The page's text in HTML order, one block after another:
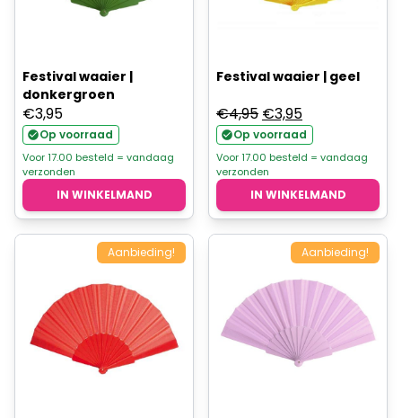
Festival waaier |
donkergroen
€3,95
Op voorraad
Voor 17.00 besteld = vandaag
verzonden
IN WINKELMAND
Festival waaier | geel
€4,95 Oorspronkelijke
prijs
was:
€4,95.
€3,95Huidige
prijs
is:
€3,95.
Op voorraad
Voor 17.00 besteld = vandaag
verzonden
IN WINKELMAND
Aanbieding! Aanbieding!